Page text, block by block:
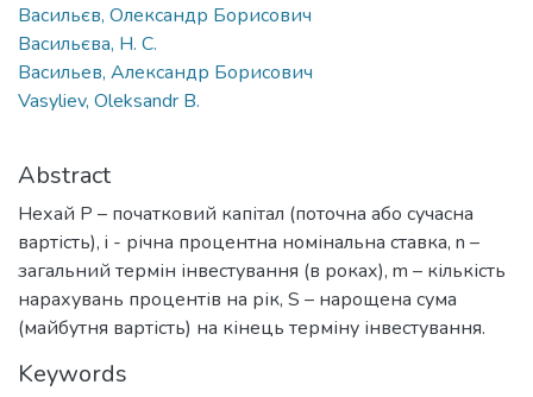
Васильєв, Олександр Борисович
Васильєва, Н. С.
Васильев, Александр Борисович
Vasyliev, Oleksandr B.
Abstract
Нехай P – початковий капітал (поточна або сучасна
вартість), i - річна процентна номінальна ставка, n –
загальний термін інвестування (в роках), m – кількість
нарахувань процентів на рік, S – нарощена сума
(майбутня вартість) на кінець терміну інвестування.
Keywords